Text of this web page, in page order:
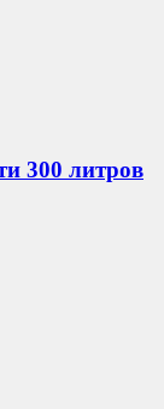
300 литров